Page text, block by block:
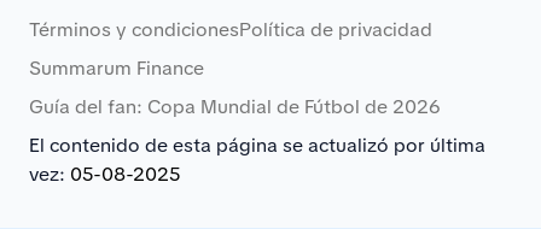
Términos y condicionesPolítica de privacidad
Summarum Finance
Guía del fan: Copa Mundial de Fútbol de 2026
El contenido de esta página se actualizó por última
vez: 05-08-2025